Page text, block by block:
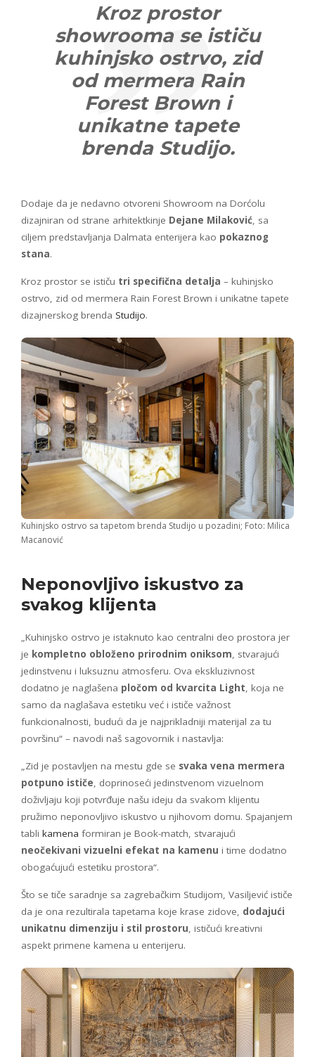
Kroz prostor
showrooma se ističu
kuhinjsko ostrvo, zid
od mermera Rain
Forest Brown i
unikatne tapete
brenda Studijo.
Dodaje da je nedavno otvoreni Showroom na Dorćolu
dizajniran od strane arhitektkinje Dejane Milaković , sa
ciljem predstavljanja Dalmata enterijera kao pokaznog
stana.
Kroz prostor se ističu tri specifična detalja – kuhinjsko
ostrvo, zid od mermera Rain Forest Brown i unikatne tapete
dizajnerskog brenda Studijo.
Kuhinjsko ostrvo sa tapetom brenda Studijo u pozadini; Foto: Milica
Macanović
Neponovljivo iskustvo za
svakog klijenta
„Kuhinjsko ostrvo je istaknuto kao centralni deo prostora jer
je kompletno obloženo prirodnim oniksom, stvarajući
jedinstvenu i luksuznu atmosferu. Ova ekskluzivnost
dodatno je naglašena pločom od kvarcita Light, koja ne
samo da naglašava estetiku već i ističe važnost
funkcionalnosti, budući da je najprikladniji materijal za tu
površinu“ – navodi naš sagovornik i nastavlja:
„Zid je postavljen na mestu gde se svaka vena mermera
potpuno ističe, doprinoseći jedinstvenom vizuelnom
doživljaju koji potvrđuje našu ideju da svakom klijentu
pružimo neponovljivo iskustvo u njihovom domu. Spajanjem
tabli kamena formiran je Book-match, stvarajući
neočekivani vizuelni efekat na kamenu i time dodatno
obogaćujući estetiku prostora“.
Što se tiče saradnje sa zagrebačkim Studijom, Vasiljević ističe
da je ona rezultirala tapetama koje krase zidove, dodajući
unikatnu dimenziju i stil prostoru, ističući kreativni
aspekt primene kamena u enterijeru.